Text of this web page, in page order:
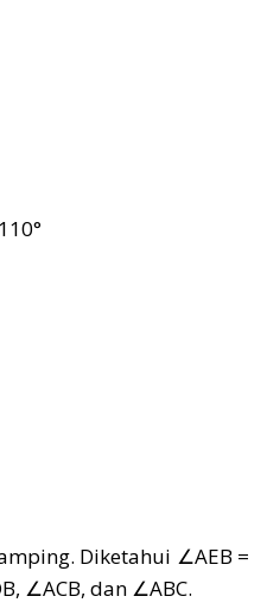
Diketahui ∠AEB =
∠ACB, dan ∠ABC.